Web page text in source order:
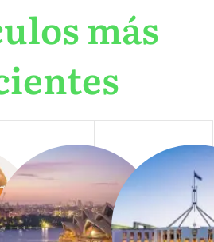
más